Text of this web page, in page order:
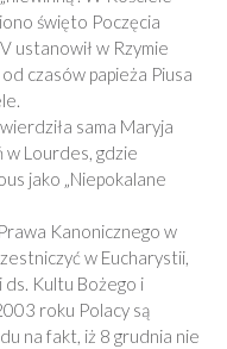
święto Poczęcia
ustanowił w Rzymie
czasów papieża Piusa
sama Maryja
w Lourdes, gdzie
jako „Niepokalane
Kanonicznego w
w Eucharystii,
Kultu Bożego i
roku Polacy są
na fakt, iż 8 grudnia nie